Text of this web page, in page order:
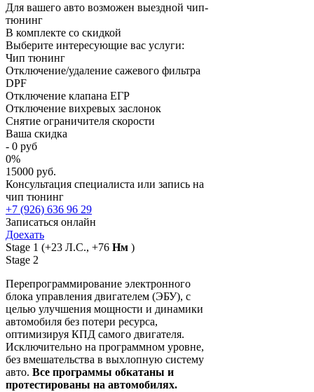
Для вашего авто возможен выездной чип-
тюнинг
В комплекте со скидкой
Выберите интересующие вас услуги:
Чип тюнинг
Отключение/удаление сажевого фильтра
DPF
Отключение клапана ЕГР
Отключение вихревых заслонок
Снятие ограничителя скорости
Ваша скидка
- 0 руб
0%
15000 руб.
Консультация специалиста или запись на
чип тюнинг
+7 (926) 636 96 29
Записаться онлайн
Доехать
Stage 1 (+23 Л.С., +76 Нм )
Stage 2
Перепрограммирование электронного
блока управления двигателем (ЭБУ), с
целью улучшения мощности и динамики
автомобиля без потери ресурса,
оптимизируя КПД самого двигателя.
Исключительно на программном уровне,
без вмешательства в выхлопную систему
авто. Все программы обкатаны и
протестированы на автомобилях.